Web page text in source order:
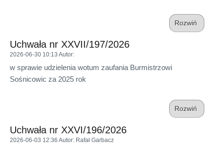
Rozwiń
Uchwała nr XXVII/197/2026
2026-06-30 10:13 Autor:
w sprawie udzielenia wotum zaufania Burmistrzowi
Sośnicowic za 2025 rok
Rozwiń
Uchwała nr XXVI/196/2026
2026-06-03 12:36 Autor: Rafał Garbacz